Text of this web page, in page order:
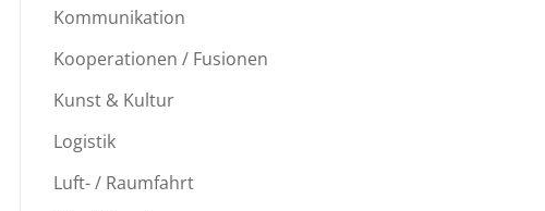
Kommunikation
Kooperationen / Fusionen
Kunst & Kultur
Logistik
Luft- / Raumfahrt